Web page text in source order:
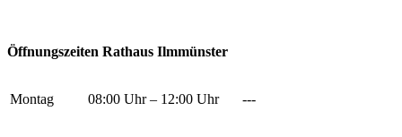
Öffnungszeiten Rathaus Ilmmünster
Montag 08:00 Uhr – 12:00 Uhr ---